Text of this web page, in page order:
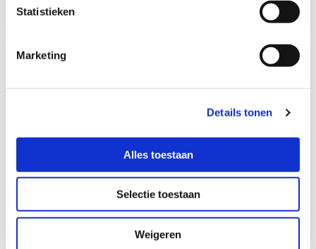
Statistieken
Marketing
Details tonen
Alles toestaan
Selectie toestaan
Weigeren
THEORIE
zijn van het theoriecertificaat.
voor maar 99,-
NIEUW: Het i-theoriepakket. Bespaar bij Rijschool Barry
Sweep ruim 35,- op de adviesprijs!
Heb je het A1 rijbewijs al behaald? Dan is het halen